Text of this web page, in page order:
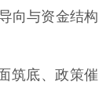
向与资金结构
筑底、政策催